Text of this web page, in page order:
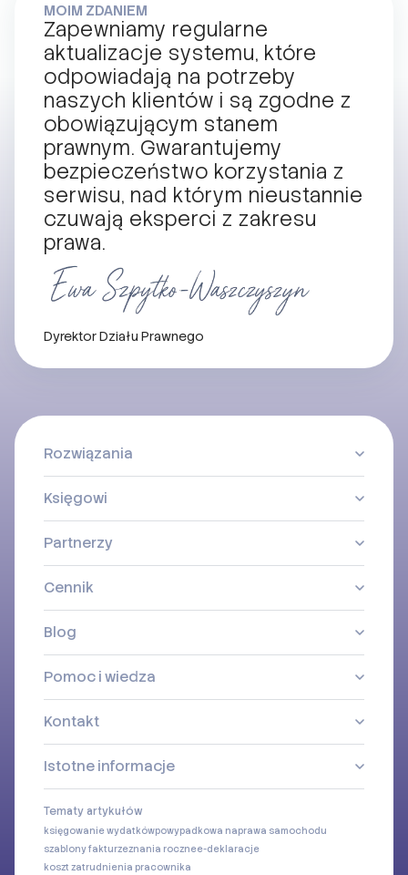
MOIM ZDANIEM
Zapewniamy regularne
aktualizacje systemu, które
odpowiadają na potrzeby
naszych klientów i są zgodne z
obowiązującym stanem
prawnym. Gwarantujemy
bezpieczeństwo korzystania z
serwisu, nad którym nieustannie
czuwają eksperci z zakresu
prawa.
Dyrektor Działu Prawnego
Rozwiązania
Księgowi
Partnerzy
Cennik
Blog
Pomoc i wiedza
Kontakt
Istotne informacje
Tematy artykułów
księgowanie wydatkówpowypadkowa naprawa samochodu
szablony fakturzeznania rocznee-deklaracje
koszt zatrudnienia pracownika